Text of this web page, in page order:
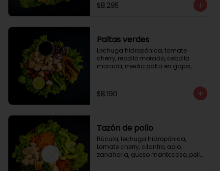
$8.295
Paltas verdes
Lechuga hidropónica, tomate
cherry, repollo morado, cebolla
morada, media palta en gajos,
$8.190
Tazón de pollo
Rúcula, lechuga hidropónica,
tomate cherry, cilantro, apio,
zanahoria, queso mantecoso, pollo